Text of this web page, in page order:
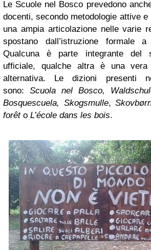
Le Scuole nel Bosco prevedono
docenti, secondo metodologie attive
una ampia articolazione nelle varie
spostano dall’istruzione formale
Qualcuna è parte integrante del
ufficiale, qualche altra è una
alternativa. Le dizioni presenti
sono: Scuola nel Bosco,
Bosquescuela, Skogsmulle,
forêto L’école dans les bois.